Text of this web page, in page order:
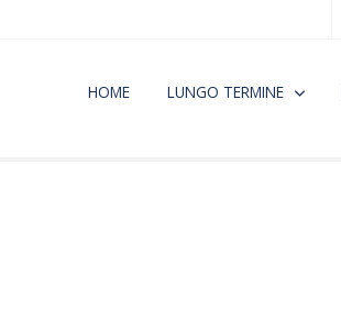
HOME LUNGO TERMINE